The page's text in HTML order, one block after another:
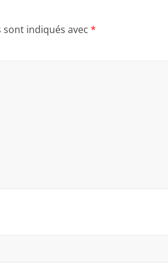
indiqués avec *